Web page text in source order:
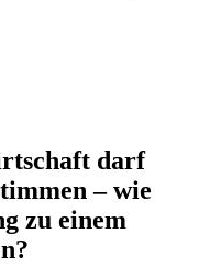
darf
– wie
zu einem